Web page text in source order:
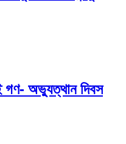
গণ- অভ্যুত্থান দিবস